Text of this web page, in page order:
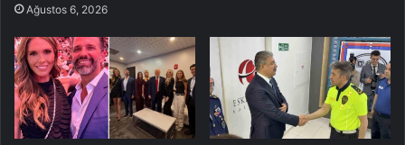
Ağustos 6, 2026